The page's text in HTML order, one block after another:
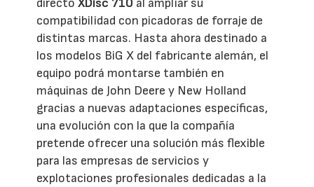
directoXDisc 710 al ampliar su
compatibilidad con picadoras de forraje de
distintas marcas. Hasta ahora destinado a
los modelos BiG X del fabricante alemán, el
equipo podrá montarse también en
máquinas de John Deere y New Holland
gracias a nuevas adaptaciones específicas,
una evolución con la que la compañía
pretende ofrecer una solución más flexible
para las empresas de servicios y
explotaciones profesionales dedicadas a la